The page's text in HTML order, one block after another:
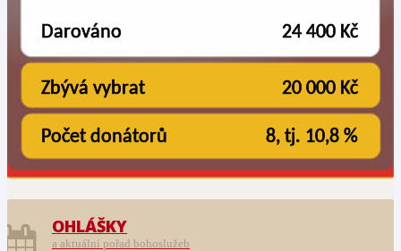
OHLÁŠKY
a aktuální pořad bohoslužeb